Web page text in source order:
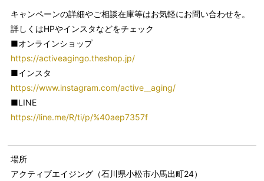
キャンペーンの詳細やご相談在庫等はお気軽にお問い合わせを。
詳しくはHPやインスタなどをチェック
■オンラインショップ
https://activeagingo.theshop.jp/
■インスタ
https://www.instagram.com/active__aging/
■LINE
https://line.me/R/ti/p/%40aep7357f
場所
アクティブエイジング（石川県小松市小馬出町24）